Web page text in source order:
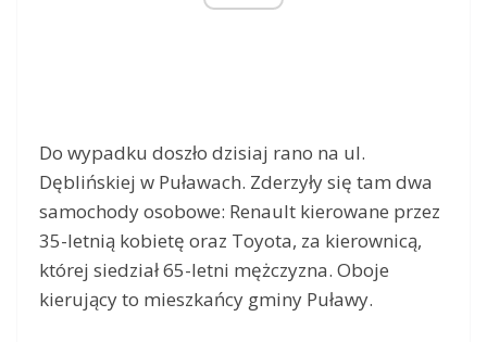
Do wypadku doszło dzisiaj rano na ul.
Dęblińskiej w Puławach. Zderzyły się tam dwa
samochody osobowe: Renault kierowane przez
35-letnią kobietę oraz Toyota, za kierownicą,
której siedział 65-letni mężczyzna. Oboje
kierujący to mieszkańcy gminy Puławy.